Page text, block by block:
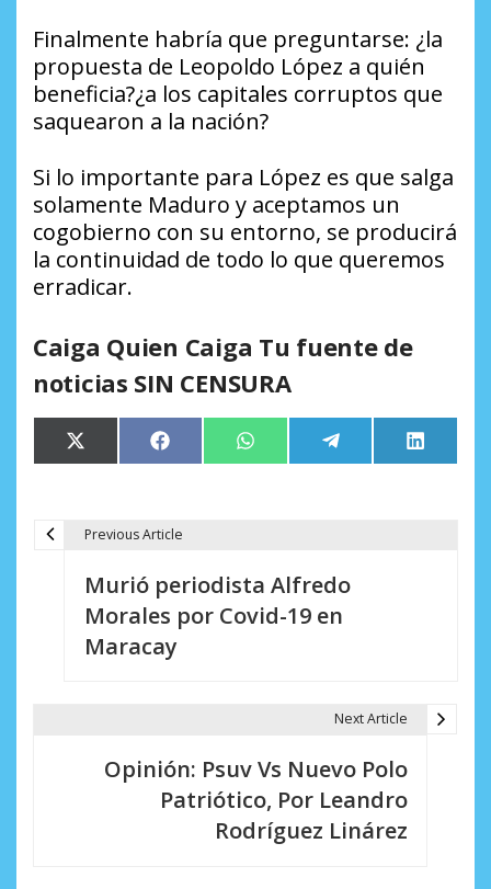
Finalmente habría que preguntarse: ¿la
propuesta de Leopoldo López a quién
beneficia?¿a los capitales corruptos que
saquearon a la nación?
Si lo importante para López es que salga
solamente Maduro y aceptamos un
cogobierno con su entorno, se producirá
la continuidad de todo lo que queremos
erradicar.
Caiga Quien Caiga Tu fuente de
noticias SIN CENSURA
Compartir
en
X
(Twitter)
Compartir
en
Facebook Compartir
en
WhatsApp Compartir
en
Telegram
en
LinkedIn
Previous Article
Murió periodista Alfredo
Morales por Covid-19 en
Maracay
Next Article
Opinión: Psuv Vs Nuevo Polo
Patriótico, Por Leandro
Rodríguez Linárez